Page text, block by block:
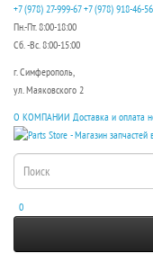
+7 (978) 27-999-67 +7 (978) 918-46-56
Пн.-Пт. 8:00-18:00
Сб. -Вс. 8:00-15:00
г. Симферополь,
ул. Маяковского 2
О КОМПАНИИ Доставка и оплата
0